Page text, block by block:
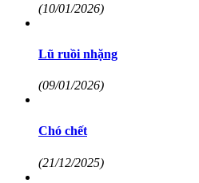
(10/01/2026)
Lũ ruồi nhặng
(09/01/2026)
Chó chết
(21/12/2025)